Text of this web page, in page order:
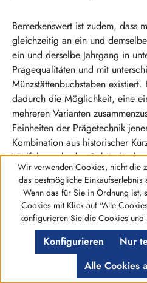
Bemerkenswert ist zudem, dass
gleichzeitig an ein und
ein und derselbe Jahrgang in
Prägequalitäten und mit
Münzstättenbuchstaben existiert.
dadurch die Möglichkeit, eine
mehreren Varianten
Feinheiten der Prägetechnik
Kombination aus historischer
Vielfalt macht das Gebiet bis
der deutschen Münzgeschichte.
Ihre Sammlung mit
Republik
Gedenkmünzen der Weimarer
Zeitgeschichte, künstlerische
Werkzeugleiste anzeigen
Wir verwenden Cookies, nicht die
das bestmögliche Einkaufserlebnis
Wenn das für Sie in Ordnung ist,
Cookies mit Klick auf "Alle
konfigurieren Sie die Cookies und
Nur
Konfigurieren
Alle Cookies